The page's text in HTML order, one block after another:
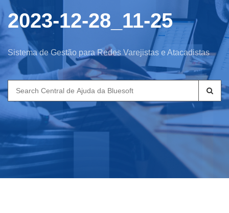
2023-12-28_11-25
Sistema de Gestão para Redes Varejistas e Atacadistas
Search
for: